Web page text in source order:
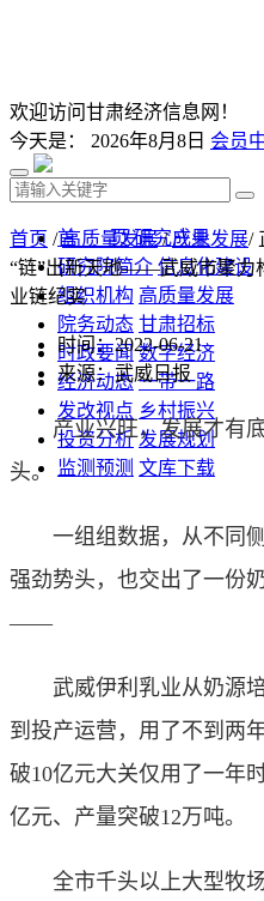
欢迎访问甘肃经济信息网！
今天是： 2026年8月8日 会员
首 页 研究成果
研究院简介 信息化建设
组织机构 高质量发展
院务动态 甘肃招标
时政要闻 数字经济
经济动态 一带一路
发改视点 乡村振兴
投资分析 发展规划
监测预测 文库下载
首页 /高质量发展/产业发展/
“链”出新天地——武威市聚力
业链纪实
时间：2022-06-21
来源：武威日报
产业兴旺，发展才有底
头。
一组组数据，从不同侧
强劲势头，也交出了一份
——
武威伊利乳业从奶源培
到投产运营，用了不到两
破10亿元大关仅用了一年
亿元、产量突破12万吨。
全市千头以上大型牧场